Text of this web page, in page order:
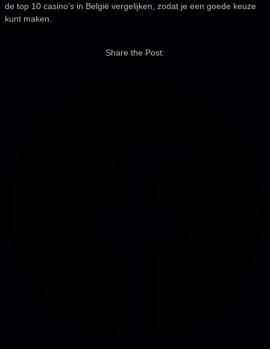
de top 10 casino’s in België vergelijken, zodat je een goede keuze
kunt maken.
Share the Post: